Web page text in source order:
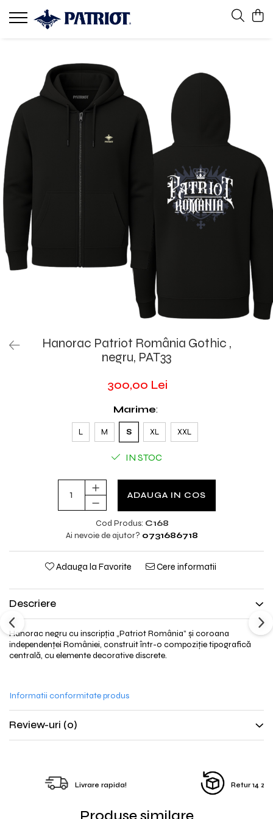
Hanorac Patriot România Gothic ,
negru, PAT33
300,00 Lei
Marime:
L M S XL XXL
IN STOC
ADAUGA IN COS
Cod Produs: C168
Ai nevoie de ajutor? 0731686718
Adauga la Favorite Cere informatii
Descriere
Hanorac negru cu inscripția „Patriot România” și coroana
independenței României, construit într-o compoziție tipografică
centrală, cu elemente decorative discrete.
Informatii conformitate produs
Review-uri (0)
Livrare rapida! Retur 14